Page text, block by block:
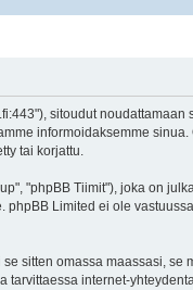
sitoudut
informoidaksemme
tai korjattu.
"phpBB Tiimit"), joka on
phpBB Limited ei ole
sitten omassa maassasi, se
internet-